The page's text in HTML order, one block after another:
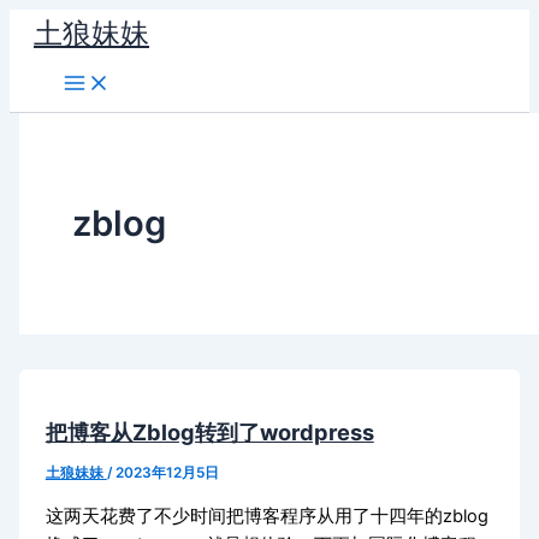
容
土狼妹妹
zblog
把博客从Zblog转到了wordpress
土狼妹妹 /2023年12月5日
这两天花费了不少时间把博客程序从用了十四年的zblog